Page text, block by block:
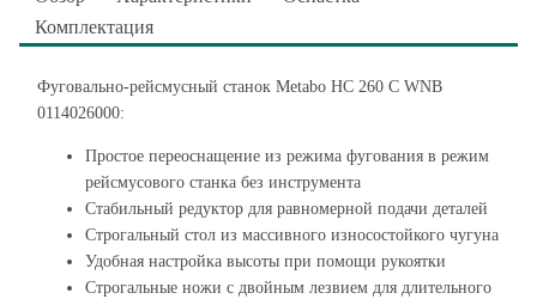
Комплектация
Фуговально-рейсмусный станок Metabo HC 260 C WNB
0114026000:
Простое переоснащение из режима фугования в режим
рейсмусового станка без инструмента
Стабильный редуктор для равномерной подачи деталей
Строгальный стол из массивного износостойкого чугуна
Удобная настройка высоты при помощи рукоятки
Строгальные ножи с двойным лезвием для длительного